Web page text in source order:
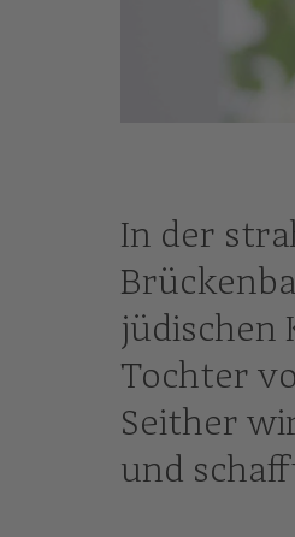
In der
jüdischen
Tochter
Seither
und